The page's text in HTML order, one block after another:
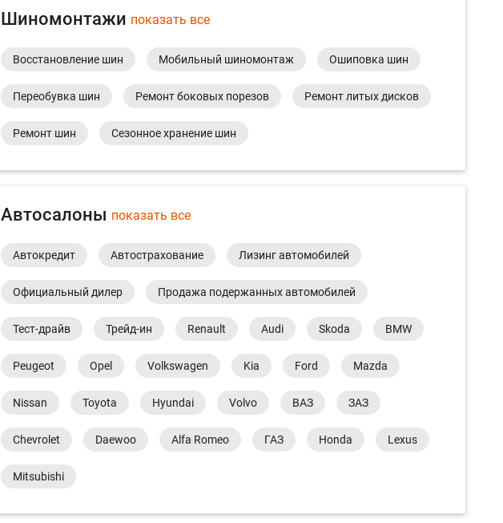
Шиномонтажи показать все
Восстановление шин Мобильный шиномонтаж Ошиповка шин
Переобувка шин Ремонт боковых порезов Ремонт литых дисков
Ремонт шин Сезонное хранение шин
Автосалоны показать все
Автокредит Автострахование Лизинг автомобилей
Официальный дилер Продажа подержанных автомобилей
Тест-драйв Трейд-ин Renault Audi Skoda BMW
Peugeot Opel Volkswagen Kia Ford Mazda
Nissan Toyota Hyundai Volvo ВАЗ ЗАЗ
Chevrolet Daewoo Alfa Romeo ГАЗ Honda Lexus
Mitsubishi